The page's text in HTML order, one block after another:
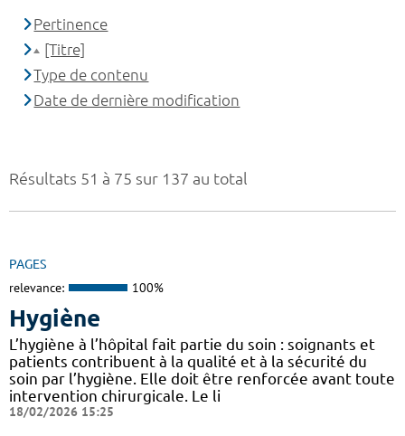
Résultats 51 à 75 sur 137 au total
PAGES
relevance: 100%
Hygiène
L’hygiène à l’hôpital fait partie du soin : soignants et
patients contribuent à la qualité et à la sécurité du
soin par l’hygiène. Elle doit être renforcée avant toute
intervention chirurgicale. Le li
18/02/2026 15:25
Pertinence
[Titre]
Type de contenu
Date de dernière modification